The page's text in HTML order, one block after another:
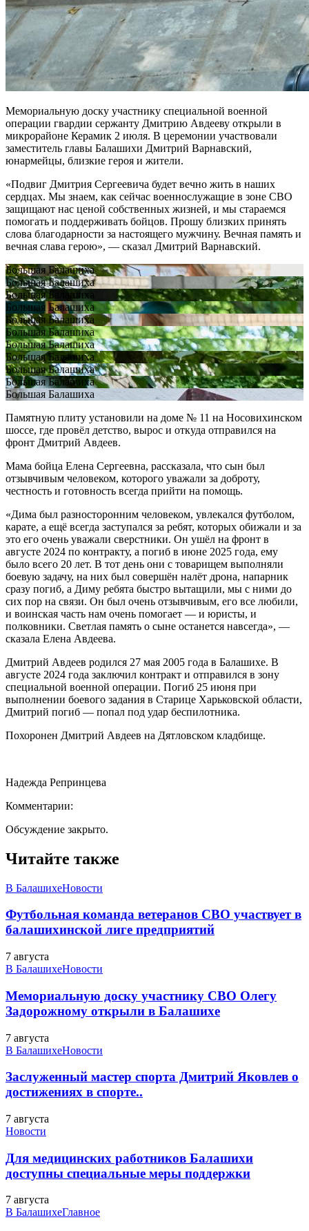
Мемориальную доску участнику специальной военной
операции гвардии сержанту Дмитрию Авдееву открыли в
микрорайоне Керамик 2 июля. В церемонии участвовали
заместитель главы Балашихи Дмитрий Варнавский,
юнармейцы, близкие героя и жители.
«Подвиг Дмитрия Сергеевича будет вечно жить в наших
сердцах. Мы знаем, как сейчас военнослужащие в зоне СВО
защищают нас ценой собственных жизней, и мы стараемся
помогать и поддерживать бойцов. Прошу близких принять
слова благодарности за настоящего мужчину. Вечная память и
вечная слава герою», — сказал Дмитрий Варнавский.
Большая Балашиха
Большая Балашиха
Большая Балашиха
Большая Балашиха
Большая Балашиха
Большая Балашиха
Большая Балашиха
Большая Балашиха
Большая Балашиха
Большая Балашиха
Большая Балашиха
Памятную плиту установили на доме № 11 на Носовихинском
шоссе, где провёл детство, вырос и откуда отправился на
фронт Дмитрий Авдеев.
Мама бойца Елена Сергеевна, рассказала, что сын был
отзывчивым человеком, которого уважали за доброту,
честность и готовность всегда прийти на помощь.
«Дима был разносторонним человеком, увлекался футболом,
карате, а ещё всегда заступался за ребят, которых обижали и за
это его очень уважали сверстники. Он ушёл на фронт в
августе 2024 по контракту, а погиб в июне 2025 года, ему
было всего 20 лет. В тот день они с товарищем выполняли
боевую задачу, на них был совершён налёт дрона, напарник
сразу погиб, а Диму ребята быстро вытащили, мы с ними до
сих пор на связи. Он был очень отзывчивым, его все любили,
и воинская часть нам очень помогает — и юристы, и
полковники. Светлая память о сыне останется навсегда», —
сказала Елена Авдеева.
Дмитрий Авдеев родился 27 мая 2005 года в Балашихе. В
августе 2024 года заключил контракт и отправился в зону
специальной военной операции. Погиб 25 июня при
выполнении боевого задания в Старице Харьковской области,
Дмитрий погиб — попал под удар беспилотника.
Похоронен Дмитрий Авдеев на Дятловском кладбище.
Надежда Репринцева
Комментарии:
Обсуждение закрыто.
Читайте также
В БалашихеНовости
Футбольная команда ветеранов СВО участвует в
балашихинской лиге предприятий
7 августа
В БалашихеНовости
Мемориальную доску участнику СВО Олегу
Задорожному открыли в Балашихе
7 августа
В БалашихеНовости
Заслуженный мастер спорта Дмитрий Яковлев о
достижениях в спорте..
7 августа
Новости
Для медицинских работников Балашихи
доступны специальные меры поддержки
7 августа
В БалашихеГлавное